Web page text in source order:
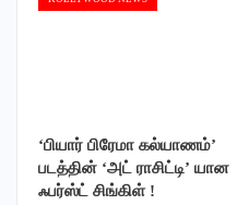
‘பியார் பிரேமா கல்யாணம்’
படத்தின் ‘அட் ராசிட்டி’ யான
ஃபர்ஸ்ட் சிங்கிள் !